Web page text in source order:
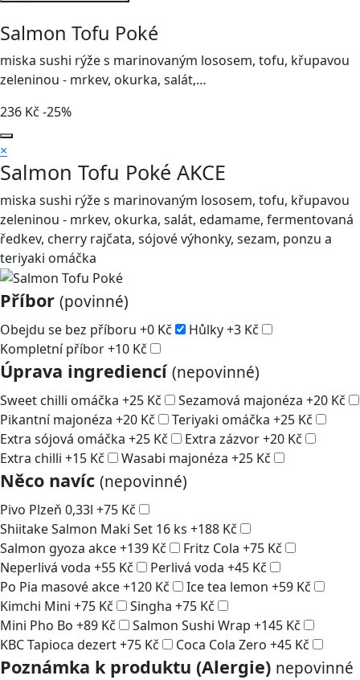
Salmon Tofu Poké
miska sushi rýže s marinovaným lososem, tofu, křupavou
zeleninou - mrkev, okurka, salát,…
236 Kč -25%
×
Salmon Tofu Poké AKCE
miska sushi rýže s marinovaným lososem, tofu, křupavou
zeleninou - mrkev, okurka, salát, edamame, fermentovaná
ředkev, cherry rajčata, sójové výhonky, sezam, ponzu a
teriyaki omáčka
Příbor (povinné)
Obejdu se bez příboru +0 Kč Hůlky+3 Kč
Kompletní příbor+10 Kč
Úprava ingrediencí (nepovinné)
Sweet chilli omáčka +25 Kč Sezamová majonéza +20 Kč
Pikantní majonéza +20 Kč Teriyaki omáčka +25 Kč
Extra sójová omáčka +25 Kč Extra zázvor+20 Kč
Extra chilli +15 Kč Wasabi majonéza +25 Kč
Něco navíc (nepovinné)
Pivo Plzeň 0,33l +75 Kč
Shiitake Salmon Maki Set 16 ks +188 Kč
Salmon gyoza akce+139 Kč Fritz Cola +75 Kč
Neperlivá voda +55 Kč Perlivá voda +45 Kč
Po Pia masové akce+120 Kč Ice tea lemon +59 Kč
Kimchi Mini +75 Kč Singha +75 Kč
Mini Pho Bo +89 Kč Salmon Sushi Wrap +145 Kč
KBC Tapioca dezert+75 Kč Coca Cola Zero +45 Kč
Poznámka k produktu (Alergie) nepovinné